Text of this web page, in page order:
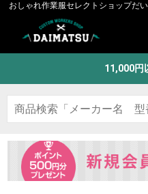
おしゃれ作業服セレクトショップだ
11,000円